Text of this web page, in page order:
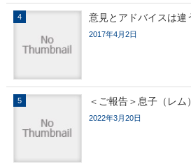
意見とアドバイスは違
2017年4月2日
＜ご報告＞息子（レム
2022年3月20日